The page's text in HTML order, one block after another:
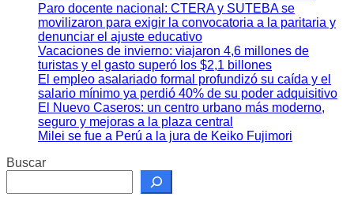
Paro docente nacional: CTERA y SUTEBA se
movilizaron para exigir la convocatoria a la paritaria y
denunciar el ajuste educativo
Vacaciones de invierno: viajaron 4,6 millones de
turistas y el gasto superó los $2,1 billones
El empleo asalariado formal profundizó su caída y el
salario mínimo ya perdió 40% de su poder adquisitivo
El Nuevo Caseros: un centro urbano más moderno,
seguro y mejoras a la plaza central
Milei se fue a Perú a la jura de Keiko Fujimori
Buscar